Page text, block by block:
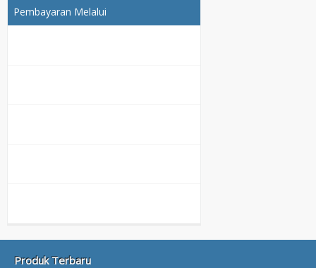
Pembayaran Melalui
Produk Terbaru